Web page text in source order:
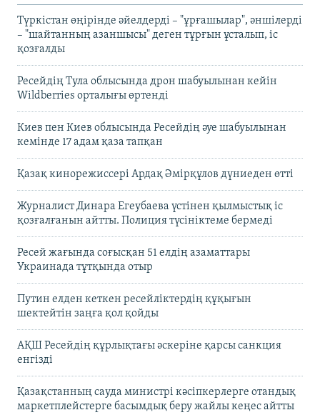
Түркістан өңірінде әйелдерді – "ұрғашылар", әншілерді
– "шайтанның азаншысы" деген тұрғын ұсталып, іс
қозғалды
Ресейдің Тула облысында дрон шабуылынан кейін
Wildberries орталығы өртенді
Киев пен Киев облысында Ресейдің әуе шабуылынан
кемінде 17 адам қаза тапқан
Қазақ кинорежиссері Ардақ Әмірқұлов дүниеден өтті
Журналист Динара Егеубаева үстінен қылмыстық іс
қозғалғанын айтты. Полиция түсініктеме бермеді
Ресей жағында соғысқан 51 елдің азаматтары
Украинада тұтқында отыр
Путин елден кеткен ресейліктердің құқығын
шектейтін заңға қол қойды
АҚШ Ресейдің құрлықтағы әскеріне қарсы санкция
енгізді
Қазақстанның сауда министрі кәсіпкерлерге отандық
маркетплейстерге басымдық беру жайлы кеңес айтты